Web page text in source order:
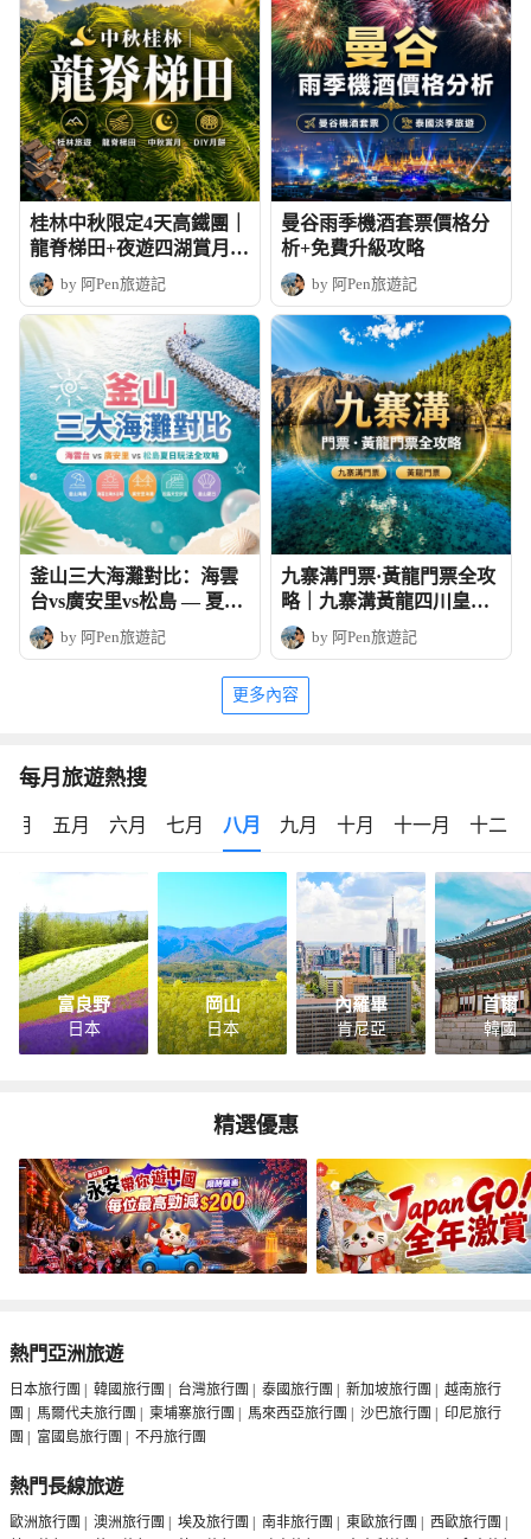
桂林中秋限定4天高鐵團｜
龍脊梯田+夜遊四湖賞月+
DIY月餅
by 阿Pen旅遊記
曼谷雨季機酒套票價格分
析+免費升級攻略
by 阿Pen旅遊記
釜山三大海灘對比：海雲
台vs廣安里vs松島 — 夏日
玩法全攻略
by 阿Pen旅遊記
九寨溝門票·黃龍門票全攻
略｜九寨溝黃龍四川皇牌
深度6天團
by 阿Pen旅遊記
更多內容
每月旅遊熱搜
月 五月 六月 七月 八月 九月 十月 十一月 十二月
富良野
日本
岡山
日本
內羅畢
肯尼亞
首爾
韓國
精選優惠
熱門亞洲旅遊
日本旅行團 | 韓國旅行團 | 台灣旅行團 | 泰國旅行團 | 新加坡旅行團 | 越南旅行
團 | 馬爾代夫旅行團 | 柬埔寨旅行團 | 馬來西亞旅行團 | 沙巴旅行團 | 印尼旅行
團 | 富國島旅行團 | 不丹旅行團
熱門長線旅遊
歐洲旅行團 | 澳洲旅行團 | 埃及旅行團 | 南非旅行團 | 東歐旅行團 | 西歐旅行團 |